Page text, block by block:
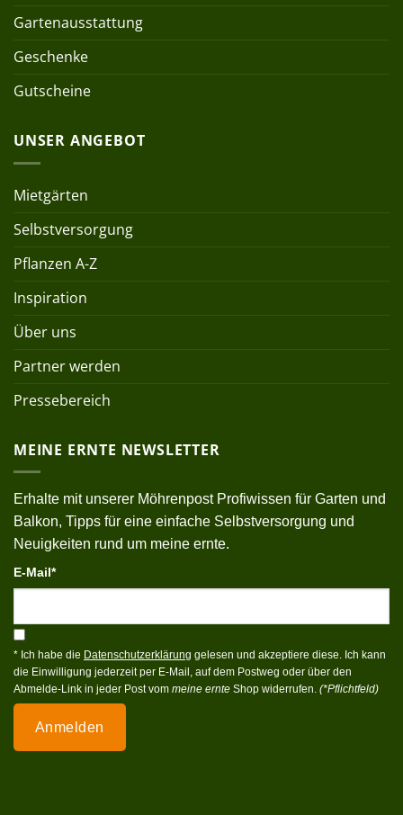
Gartenausstattung
Geschenke
Gutscheine
UNSER ANGEBOT
Mietgärten
Selbstversorgung
Pflanzen A-Z
Inspiration
Über uns
Partner werden
Pressebereich
MEINE ERNTE NEWSLETTER
Erhalte mit unserer Möhrenpost Profiwissen für Garten und
Balkon, Tipps für eine einfache Selbstversorgung und
Neuigkeiten rund um meine ernte.
E-Mail*
* Ich habe die Datenschutzerklärung gelesen und akzeptiere diese. Ich kann
die Einwilligung jederzeit per E-Mail, auf dem Postweg oder über den
Abmelde-Link in jeder Post vom meine ernte Shop widerrufen. (*Pflichtfeld)
Anmelden